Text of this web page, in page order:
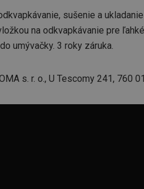
sušenie a
na odkvapkávanie pre
umývačky. 3 roky záruka.
s. r. o., U Tescomy 241, 760